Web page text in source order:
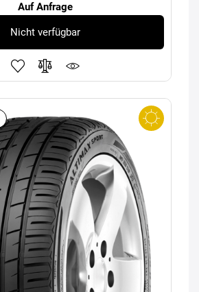
Auf Anfrage
Nicht verfügbar